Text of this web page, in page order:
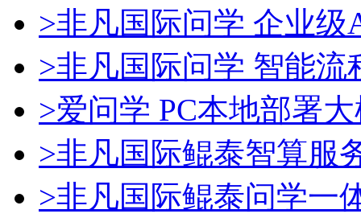
>非凡国际问学 企业级
>非凡国际问学 智能流
>爱问学 PC本地部署
>非凡国际鲲泰智算服
>非凡国际鲲泰问学一